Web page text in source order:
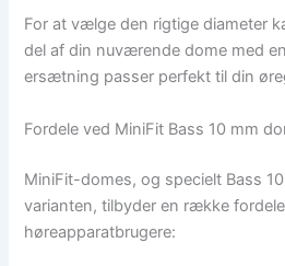
For at vælge den rigtige diameter
del af din nuværende dome med
ersætning passer perfekt til din
Fordele ved MiniFit Bass 10 mm
MiniFit-domes, og specielt Bass
varianten, tilbyder en række
høreapparatbrugere: